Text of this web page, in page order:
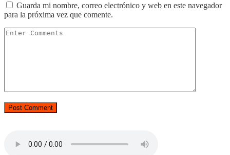
Guarda mi nombre, correo electrónico y web en este navegador
para la próxima vez que comente.